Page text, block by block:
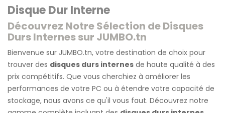
Disque Dur Interne
Découvrez Notre Sélection deDisques
Durs Internessur JUMBO.tn
Bienvenue sur JUMBO.tn, votre destination de choix pour
trouver des disques durs internes de haute qualité à des
prix compétitifs. Que vous cherchiez à améliorer les
performances de votre PC ou à étendre votre capacité de
stockage, nous avons ce qu'il vous faut. Découvrez notre